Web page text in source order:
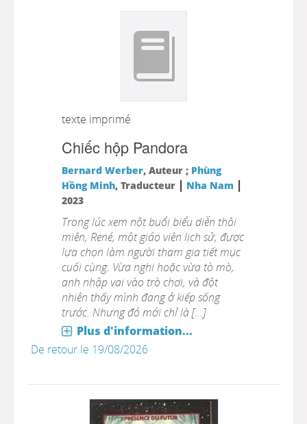
texte imprimé
Chiếc hộp Pandora
Bernard Werber, Auteur ; Phùng
Hồng Minh, Traducteur | Nha Nam |
2023
Trong lúc xem nột buổi biểu diễn thôi
miên, René, một giáo viên lịch sử, được
lựa chọn làm người tham gia tiết mục
cuối cùng. Vừa nghi hoặc vừa tò mò,
anh nhập vai vào trò chơi, và đột
nhiên thấy mình đang ở kiếp sống
trước. Nhưng đó mới chỉ là [...]
Plus d'information...
De retour le 19/08/2026